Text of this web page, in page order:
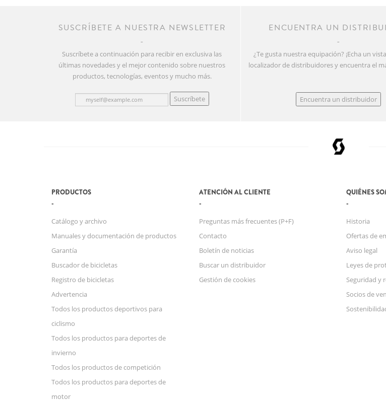
SUSCRÍBETE A NUESTRA NEWSLETTER
Suscríbete a continuación para recibir en exclusiva las
últimas novedades y el mejor contenido sobre nuestros
productos, tecnologías, eventos y mucho más.
Suscríbete
ENCUENTRA UN
¿Te gusta nuestra equipación? ¡Echa un
localizador de distribuidores y encuentra el
Encuentra un distribuidor
PRODUCTOS
Catálogo y archivo
Manuales y documentación de productos
Garantía
Buscador de bicicletas
Registro de bicicletas
Advertencia
Todos los productos deportivos para
ciclismo
Todos los productos para deportes de
invierno
Todos los productos de competición
Todos los productos para deportes de
motor
ATENCIÓN AL CLIENTE
Preguntas más frecuentes (P+F)
Contacto
Boletín de noticias
Buscar un distribuidor
Gestión de cookies
QUIÉNES
Historia
Ofertas de
Aviso legal
Leyes de
Seguridad y
Socios de